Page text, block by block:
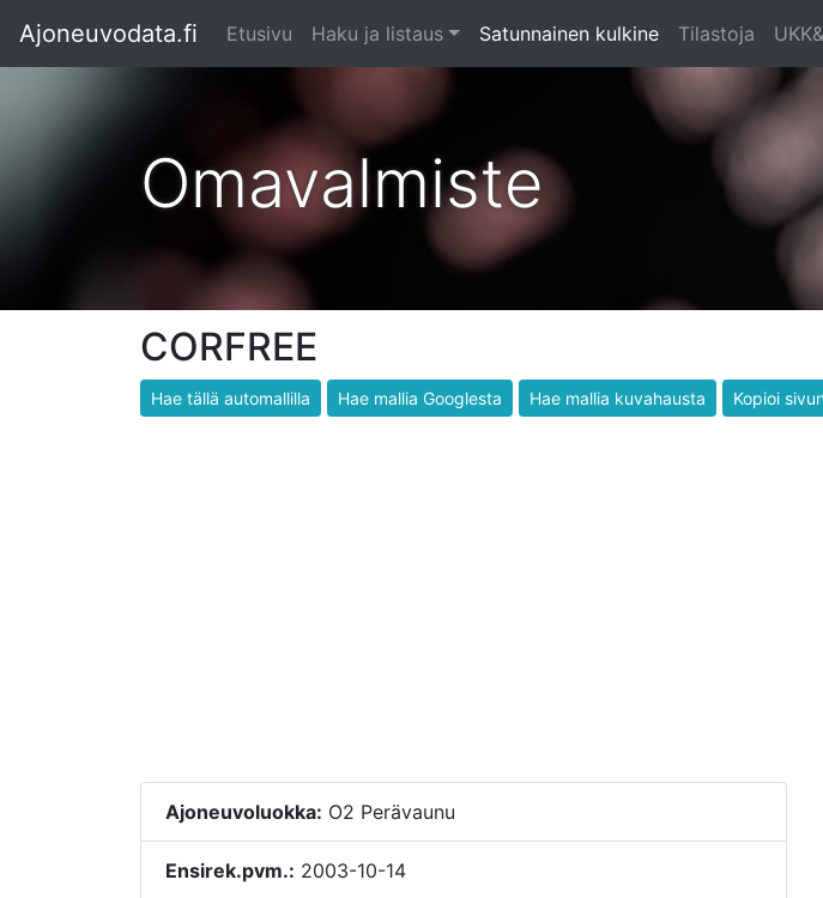
Ajoneuvodata.fi Etusivu Haku ja listaus Satunnainen kulkine Tilastoja
Omavalmiste
CORFREE
Hae tällä automallilla Hae mallia Googlesta Hae mallia kuvahausta Kopioi
Ajoneuvoluokka: O2 Perävaunu
Ensirek.pvm.: 2003-10-14